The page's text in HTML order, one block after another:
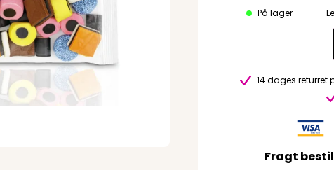
På lager
14 dages returret
Fragt